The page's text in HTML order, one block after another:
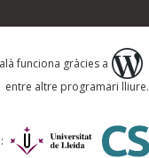
funciona gràcies a
entre altre programari lliure.